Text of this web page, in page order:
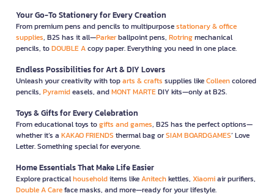
Your Go-To Stationery for Every Creation
From premium pens and pencils to multipurposestationary & office
supplies, B2S has it all—Parkerballpoint pens, Rotringmechanical
pencils, toDOUBLE Acopy paper. Everything you need in one place.
Endless Possibilities for Art & DIY Lovers
Unleash your creativity with toparts & crafts supplies likeColleencolored
pencils, Pyramideasels, andMONT MARTEDIY kits—only at B2S.
Toys & Gifts for Every Celebration
From educational toys togifts and games, B2S has the perfect options—
whether it’s a KAKAO FRIENDS thermal bag orSIAM BOARDGAMES’ Love
Letter. Something special for everyone.
Home Essentials That Make Life Easier
Explore practicalhouseholditems likeAnitechkettles, Xiaomiair purifiers,
Double A Careface masks, and more—ready for your lifestyle.